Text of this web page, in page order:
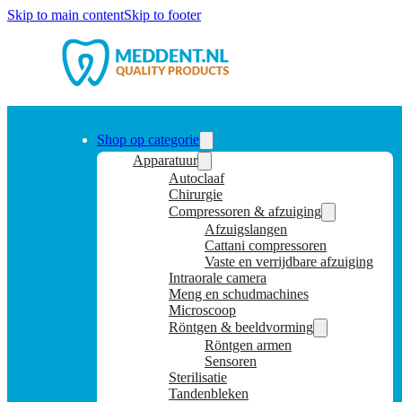
Skip to main contentSkip to footer
Shop op categorie
Apparatuur
Autoclaaf
Chirurgie
Compressoren & afzuiging
Afzuigslangen
Cattani compressoren
Vaste en verrijdbare afzuiging
Intraorale camera
Meng en schudmachines
Microscoop
Röntgen & beeldvorming
Röntgen armen
Sensoren
Sterilisatie
Tandenbleken